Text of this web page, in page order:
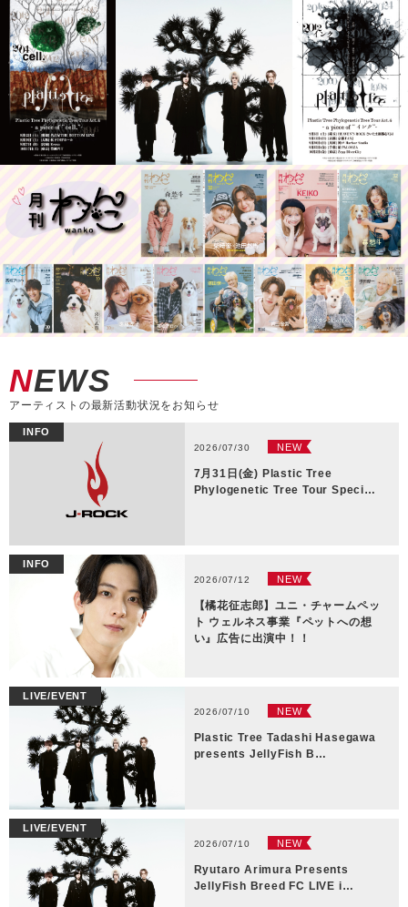
NEWS
アーティストの最新活動状況をお知らせ
INFO
2026/07/30 NEW
7月31日(金) Plastic Tree
Phylogenetic Tree Tour Speci…
INFO
2026/07/12 NEW
【橘花征志郎】ユニ・チャームペッ
ト ウェルネス事業『ペットへの想
い』広告に出演中！！
LIVE/EVENT
2026/07/10 NEW
Plastic Tree Tadashi Hasegawa
presents JellyFish B…
LIVE/EVENT
2026/07/10 NEW
Ryutaro Arimura Presents
JellyFish Breed FC LIVE i…